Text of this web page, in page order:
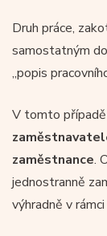
Druh práce,
samostatným
„popis
V tomto případě
zaměstnance.
jednostranně
výhradně v